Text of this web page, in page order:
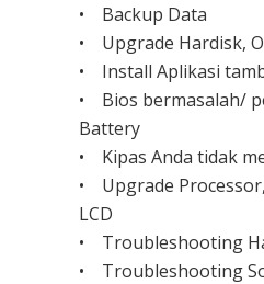
• Backup Data
• Upgrade Hardisk,
• Install Aplikasi
• Bios bermasalah/
Battery
• Kipas Anda tidak
• Upgrade
LCD
• Troubleshooting
• Troubleshooting